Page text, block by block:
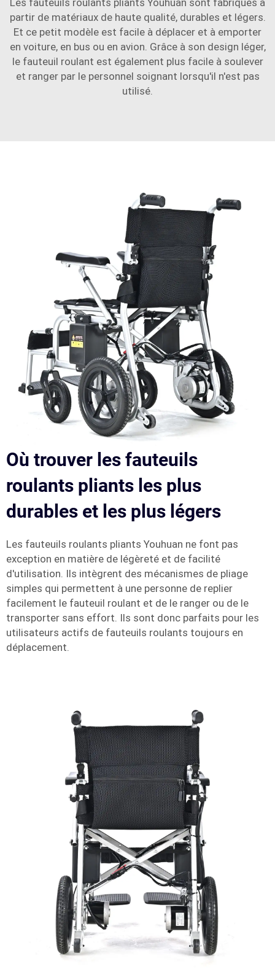
Les fauteuils roulants pliants Youhuan sont fabriqués à
partir de matériaux de haute qualité, durables et légers.
Et ce petit modèle est facile à déplacer et à emporter
en voiture, en bus ou en avion. Grâce à son design léger,
le fauteuil roulant est également plus facile à soulever
et ranger par le personnel soignant lorsqu'il n'est pas
utilisé.
Où trouver les fauteuils
roulants pliants les plus
durables et les plus légers
Les fauteuils roulants pliants Youhuan ne font pas
exception en matière de légèreté et de facilité
d'utilisation. Ils intègrent des mécanismes de pliage
simples qui permettent à une personne de replier
facilement le fauteuil roulant et de le ranger ou de le
transporter sans effort. Ils sont donc parfaits pour les
utilisateurs actifs de fauteuils roulants toujours en
déplacement.